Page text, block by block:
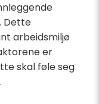
Dette
arbeidsmiljø
er
skal føle seg